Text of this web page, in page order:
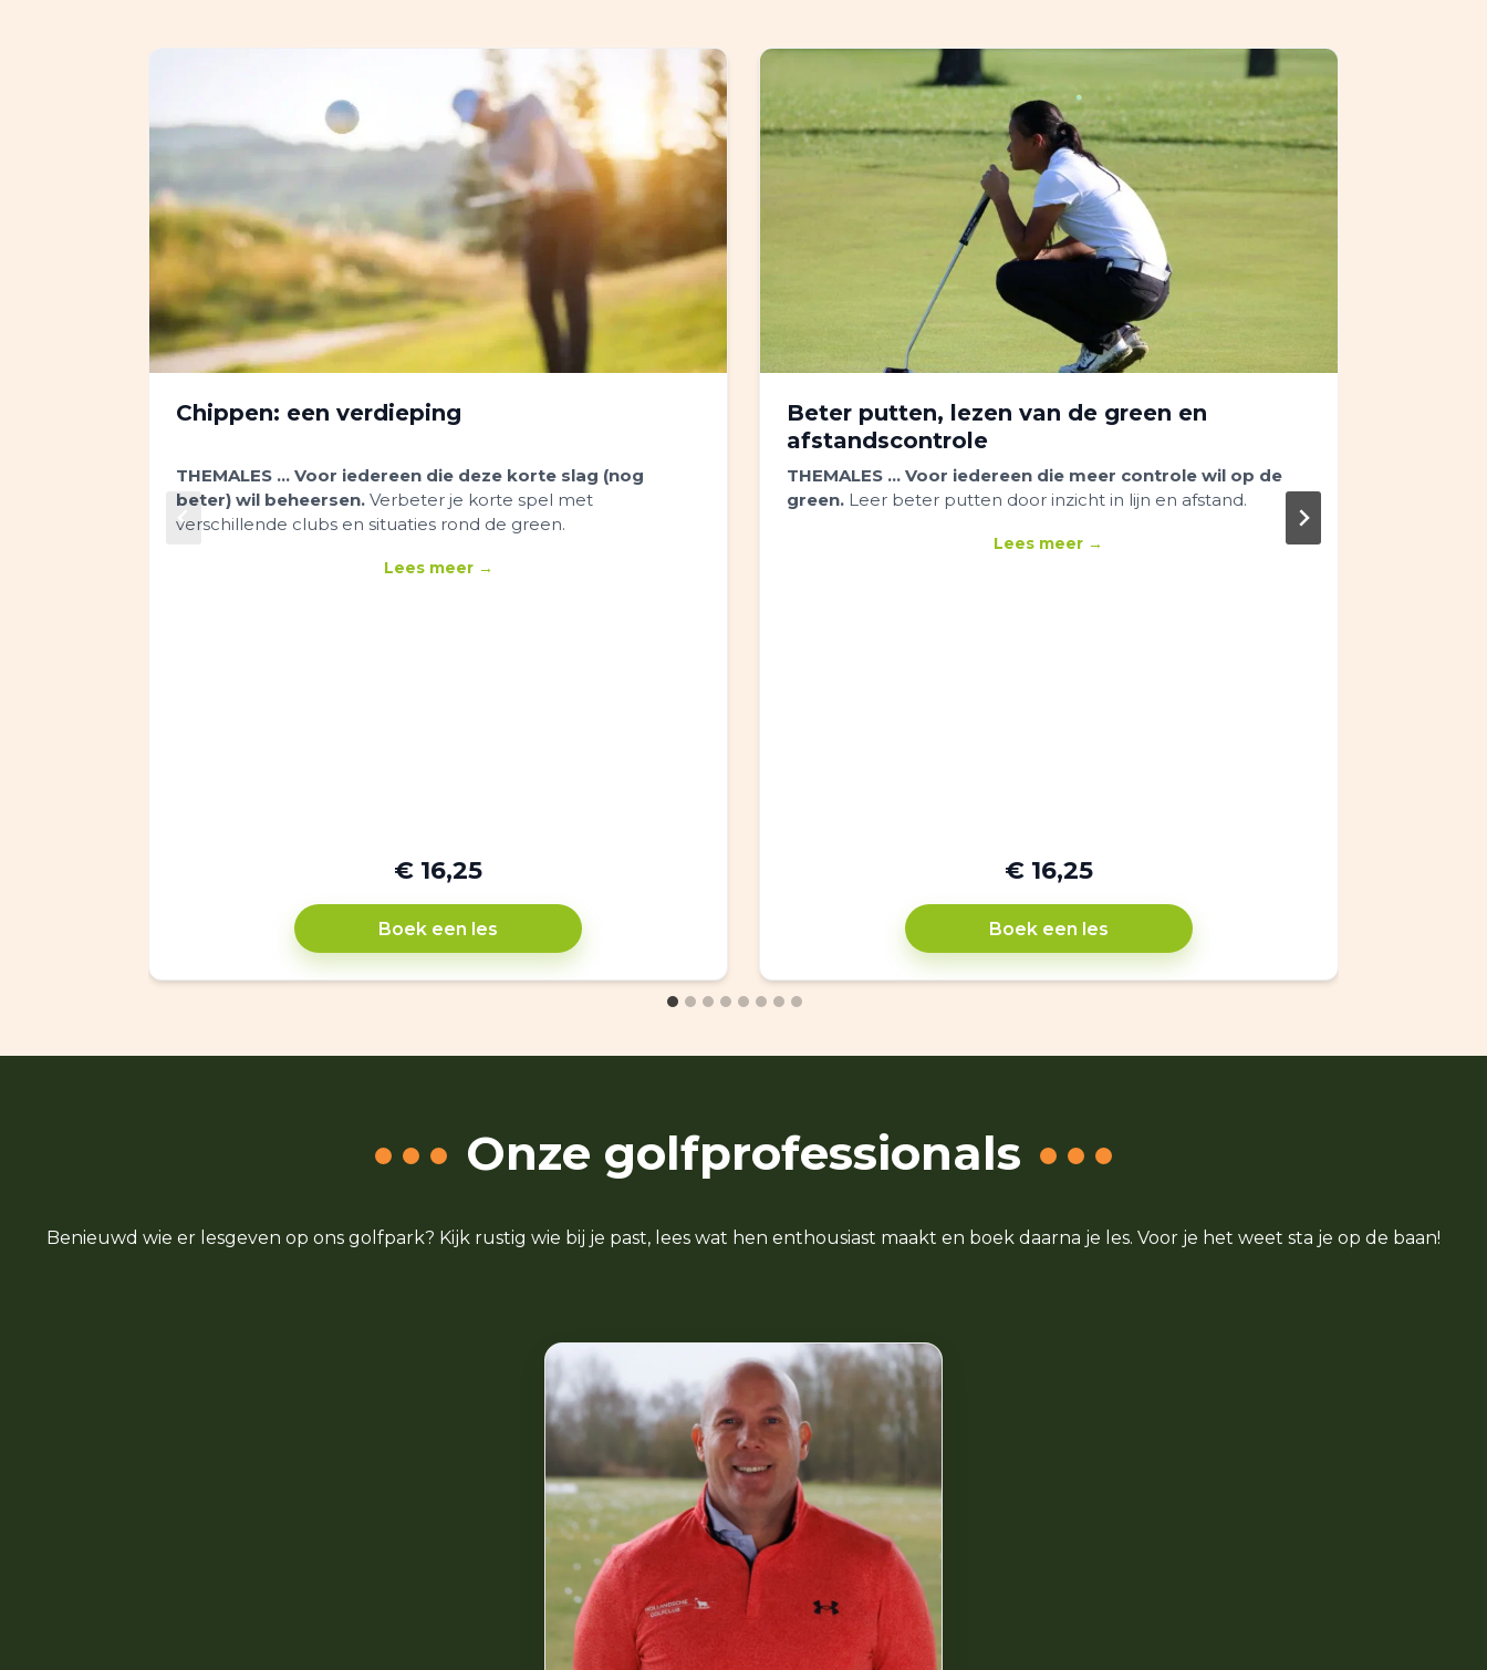
Chippen: een verdieping
THEMALES ...Voor iedereen die deze korte slag (nog
beter) wil beheersen.Verbeter je korte spel met
verschillende clubs en situaties rond de green.
Lees meer →
€ 16,25
Boek een les
Beter putten, lezen van de green en
afstandscontrole
THEMALES ... Voor iedereen die meer controle wil op de
green. Leer beter putten door inzicht in lijn en afstand.
Lees meer →
€ 16,25
Boek een les
Onze golfprofessionals
Benieuwd wie er lesgeven op ons golfpark? Kijk rustig wie bij je past, lees wat hen enthousiast maakt en boek daarna je les. Voor je het weet sta je op de baan!